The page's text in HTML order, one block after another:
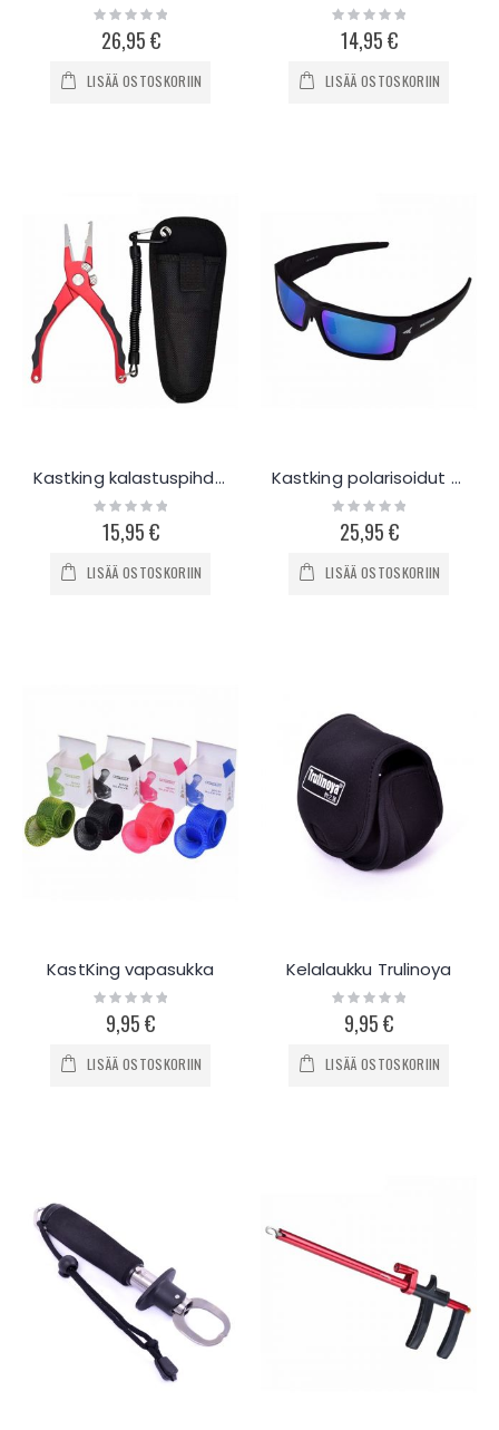
Rating:
0%
26,95 €
LISÄÄ OSTOSKORIIN
Rating:
0%
14,95 €
LISÄÄ OSTOSKORIIN
Kastking kalastuspihdit 19cm Alu
Rating:
0%
15,95 €
LISÄÄ OSTOSKORIIN
Kastking polarisoidut aurinkolasit kalastukseen
Rating:
0%
25,95 €
LISÄÄ OSTOSKORIIN
KastKing vapasukka
Rating:
0%9,95 €
LISÄÄ OSTOSKORIIN
Kelalaukku Trulinoya
Rating:
0%9,95 €
LISÄÄ OSTOSKORIIN